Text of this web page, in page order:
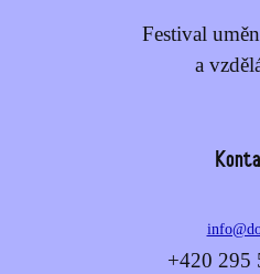
Festival
a
+420 295